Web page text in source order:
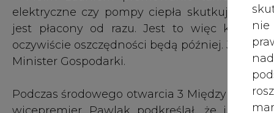
nie
jest płacony od razu. Jest to więc
oczywiście oszczędności będą później.
Minister Gospodarki.
Podczas środowego otwarcia 3
wicepremier Pawlak podkreślał, że
względu na ich rozproszenie. Budowa